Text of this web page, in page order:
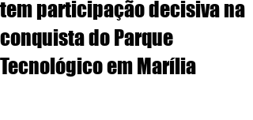
tem participação decisiva na
conquista do Parque
Tecnológico em Marília